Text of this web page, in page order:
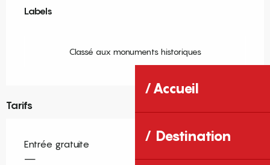
Accueil
Destination
Labels
Labels
Classé aux monuments historiques
Tarifs
Entrée gratuite
—